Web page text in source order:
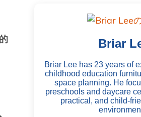
Briar
Briar Lee has 23 years of
childhood education
space planning. He
preschools and daycare
practical, and child-